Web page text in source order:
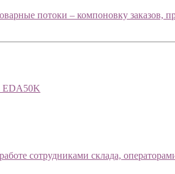
потоки – компоновку заказов,
EDA50K
сотрудниками склада,